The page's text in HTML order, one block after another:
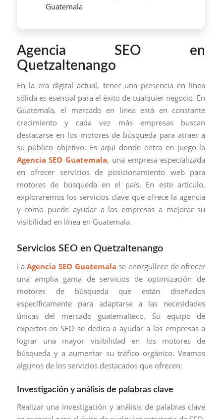
Guatemala
Agencia SEO en
Quetzaltenango
En la era digital actual, tener una presencia en línea
sólida es esencial para el éxito de cualquier negocio. En
Guatemala, el mercado en línea está en constante
crecimiento y cada vez más empresas buscan
destacarse en los motores de búsqueda para atraer a
su público objetivo. Es aquí donde entra en juego la
Agencia SEO Guatemala, una empresa especializada
en ofrecer servicios de posicionamiento web para
motores de búsqueda en el país. En este artículo,
exploraremos los servicios clave que ofrece la agencia
y cómo puede ayudar a las empresas a mejorar su
visibilidad en línea en Guatemala.
Servicios SEO en Quetzaltenango
LaAgencia SEO Guatemala se enorgullece de ofrecer
una amplia gama de servicios de optimización de
motores de búsqueda que están diseñados
específicamente para adaptarse a las necesidades
únicas del mercado guatemalteco. Su equipo de
expertos en SEO se dedica a ayudar a las empresas a
lograr una mayor visibilidad en los motores de
búsqueda y a aumentar su tráfico orgánico. Veamos
algunos de los servicios destacados que ofrecen:
Investigación y análisis de palabras clave
Realizar una investigación y análisis de palabras clave